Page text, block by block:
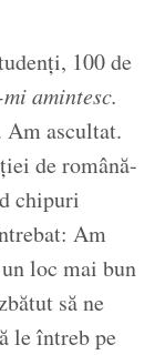
100 de
amintesc.
Am ascultat.
de română-
chipuri
Am
loc mai bun
să ne
le întreb pe